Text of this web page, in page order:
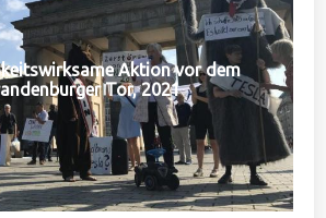
Aktion vor dem
Tor, 2021